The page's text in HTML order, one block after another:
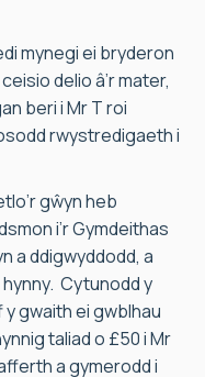
mynegi ei bryderon
delio â’r mater,
beri i Mr T roi
rwystredigaeth i
gŵyn heb
i’r Gymdeithas
a ddigwyddodd, a
Cytunodd y
gwaith ei gwblhau
taliad o £50 i Mr
a gymerodd i